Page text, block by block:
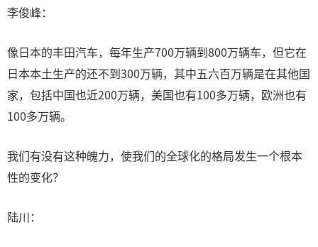
李俊峰：
像日本的丰田汽车，每年生产700万辆到800万辆车，但它在
日本本土生产的还不到300万辆，其中五六百万辆是在其他国
家，包括中国也近200万辆，美国也有100多万辆，欧洲也有
100多万辆。
我们有没有这种魄力，使我们的全球化的格局发生一个根本
性的变化？
陆川：